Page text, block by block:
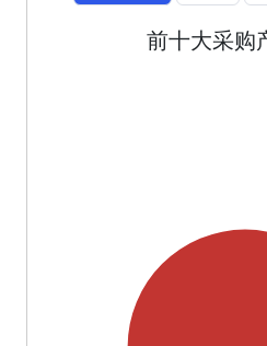
前十大采购